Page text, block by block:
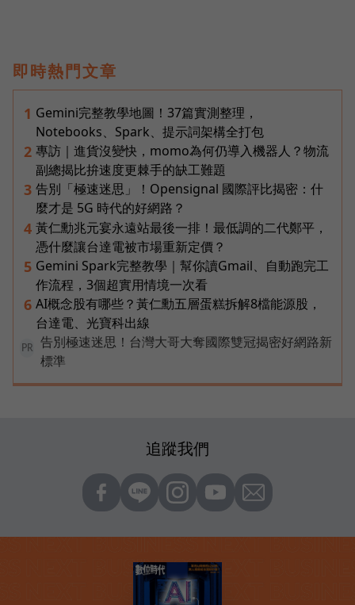
即時熱門文章
1 Gemini完整教學地圖！37篇實測整理，
Notebooks、Spark、提示詞架構全打包
2 專訪｜進貨沒變快，momo為何仍導入機器人？物流
副總揭比拚速度更棘手的缺工難題
3 告別「極速迷思」！Opensignal 國際評比揭密：什
麼才是 5G 時代的好網路？
4 黃仁勳兆元宴永遠站最後一排！最低調的二代鄭平，
憑什麼讓台達電被市場重新定價？
5 Gemini Spark完整教學｜幫你讀Gmail、自動跑完工
作流程，3個超實用情境一次看
6 AI概念股有哪些？黃仁勳五層蛋糕拆解8檔能源股，
台達電、光寶科出線
PR
告別極速迷思！台灣大哥大奪國際雙冠揭密好網路新
標準
追蹤我們